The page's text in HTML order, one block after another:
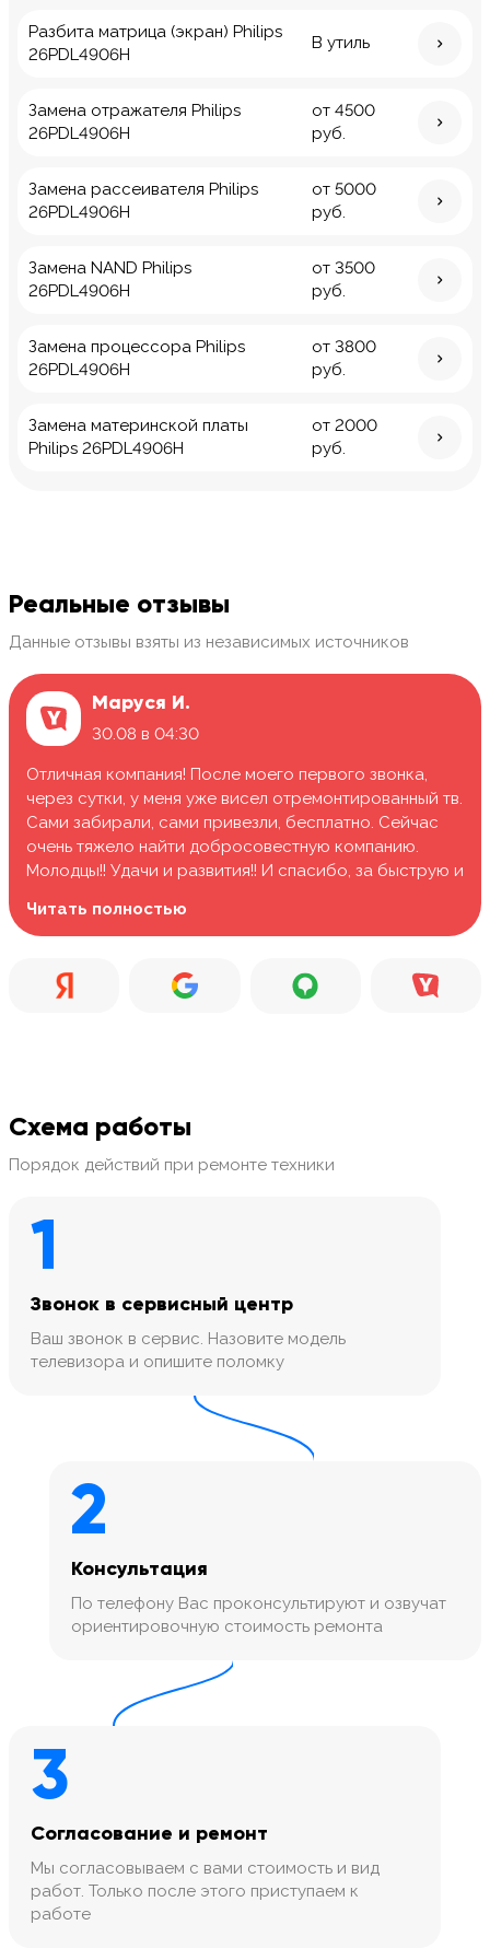
Разбита матрица (экран) Philips
26PDL4906H
В утиль
Замена отражателя Philips
26PDL4906H
от 4500
руб.
Замена рассеивателя Philips
26PDL4906H
от 5000
руб.
Замена NAND Philips
26PDL4906H
от 3500
руб.
Замена процессора Philips
26PDL4906H
от 3800
руб.
Замена материнской платы
Philips 26PDL4906H
от 2000
руб.
Реальные отзывы
Данные отзывы взяты из независимых источников
Маруся И.
30.08 в 04:30
Отличная компания! После моего первого звонка,
через сутки, у меня уже висел отремонтированный тв.
Сами забирали, сами привезли, бесплатно. Сейчас
очень тяжело найти добросовестную компанию.
Молодцы!! Удачи и развития!! И спасибо, за быструю и
Читать полностью
Схема работы
Порядок действий при ремонте техники
1
Звонок в сервисный центр
Ваш звонок в сервис. Назовите модель
телевизора и опишите поломку
2
Консультация
По телефону Вас проконсультируют и озвучат
ориентировочную стоимость ремонта
3
Согласование и ремонт
Мы согласовываем с вами стоимость и вид
работ. Только после этого приступаем к
работе